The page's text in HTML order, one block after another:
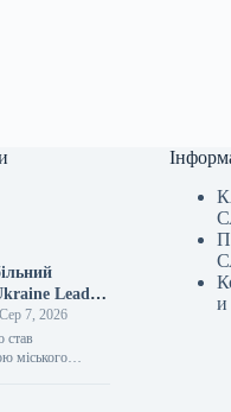
Leaders
будуть
Сер 7, 2026
став
міського
та
и